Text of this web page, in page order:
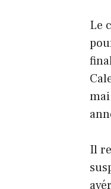
Le
mai
Il